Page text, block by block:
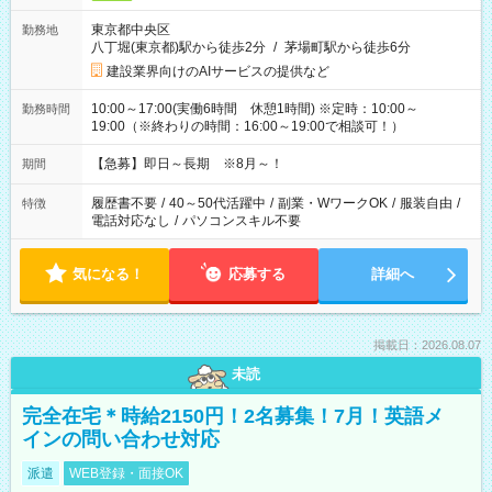
勤務地
東京都中央区
八丁堀(東京都)駅から徒歩2分 / 茅場町駅から徒歩6分
建設業界向けのAIサービスの提供など
勤務時間
10:00～17:00(実働6時間 休憩1時間) ※定時：10:00～
19:00（※終わりの時間：16:00～19:00で相談可！）
期間 【急募】即日～長期 ※8月～！
特徴 履歴書不要 / 40～50代活躍中 / 副業・WワークOK / 服装自由 /
電話対応なし / パソコンスキル不要
気になる！ 応募する 詳細へ
掲載日：2026.08.07
未読
完全在宅＊時給2150円！2名募集！7月！英語メ
インの問い合わせ対応
派遣 WEB登録・面接OK